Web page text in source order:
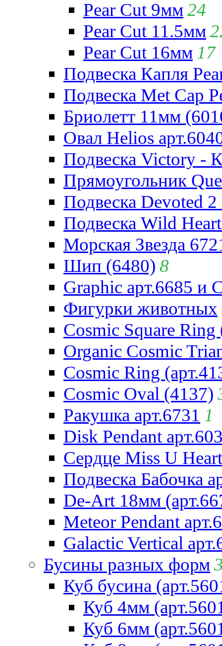
Pear Cut 9мм24
Pear Cut 11.5мм
Pear Cut 16мм 17
Подвеска Капля
Подвеска Met Cap
Бриолетт 11мм
Овал Helios
Подвеска Victory -
Прямоугольник
Подвеска Devoted
Подвеска Wild
Морская Звезда
Шип (6480) 8
Graphic арт.6685 и
Фигурки животных
Cosmic Square Ring
Organic Cosmic
Cosmic Ring
Cosmic Oval (4137)
Ракушка арт.6731 1
Disk Pendant
Сердце Miss U
Подвеска Бабочка
De-Art 18мм
Meteor Pendant
Galactic Vertical
Бусины разных форм
Куб бусина
Куб 4мм
Куб 6мм